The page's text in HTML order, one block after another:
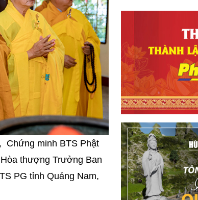
Chứng minh BTS Phật
thượng Trưởng Ban
PG tỉnh Quảng Nam,